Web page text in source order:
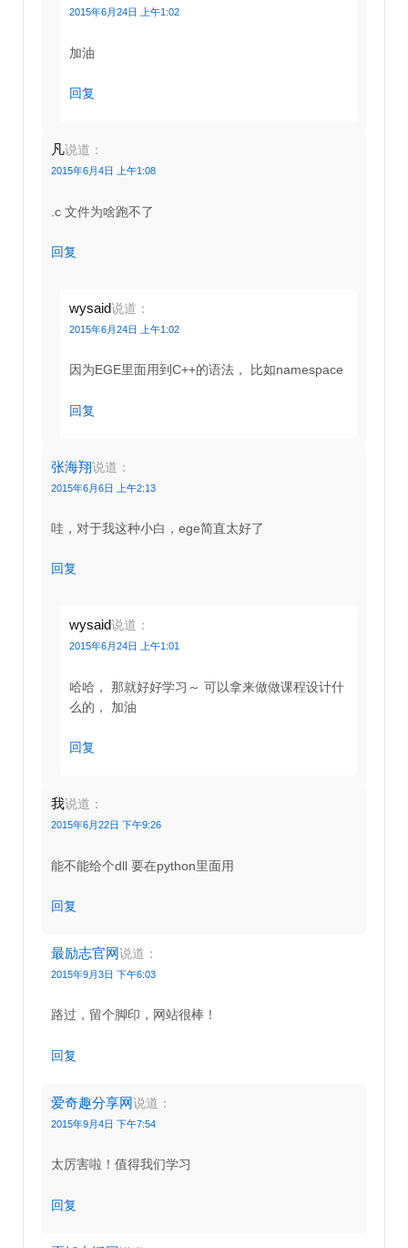
2015年6月24日 上午1:02
加油
回复
凡说道：
2015年6月4日 上午1:08
.c 文件为啥跑不了
回复
wysaid说道：
2015年6月24日 上午1:02
因为EGE里面用到C++的语法， 比如namespace
回复
张海翔说道：
2015年6月6日 上午2:13
哇，对于我这种小白，ege简直太好了
回复
wysaid说道：
2015年6月24日 上午1:01
哈哈， 那就好好学习～ 可以拿来做做课程设计什
么的， 加油
回复
我说道：
2015年6月22日 下午9:26
能不能给个dll 要在python里面用
回复
最励志官网说道：
2015年9月3日 下午6:03
路过，留个脚印，网站很棒！
回复
爱奇趣分享网说道：
2015年9月4日 下午7:54
太厉害啦！值得我们学习
回复